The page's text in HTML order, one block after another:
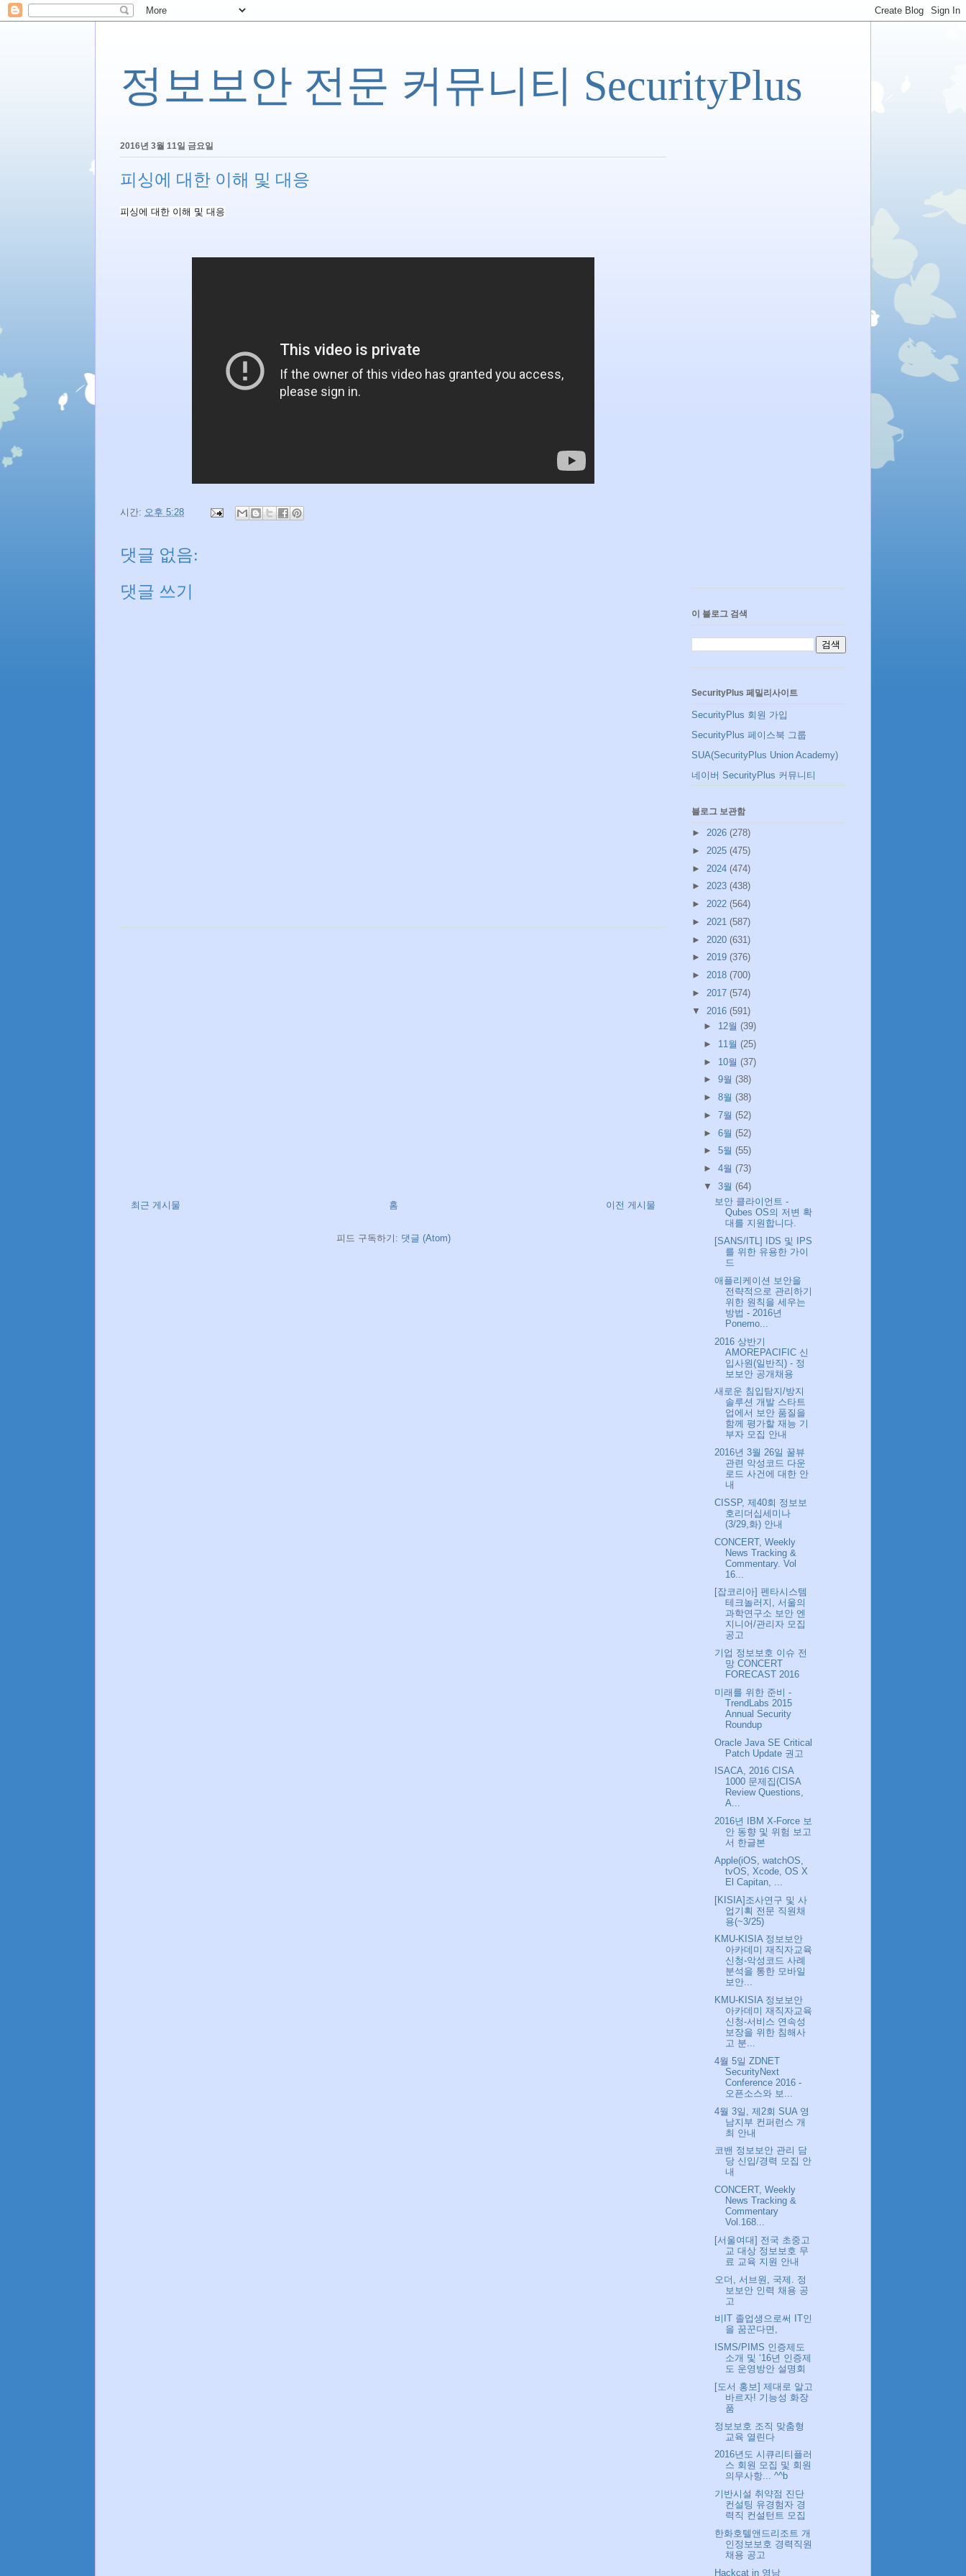
정보보안 전문 커뮤니티 SecurityPlus
2016년 3월 11일 금요일
피싱에 대한 이해 및 대응
피싱에 대한 이해 및 대응
시간: 오후 5:28
댓글 없음:
댓글 쓰기
최근 게시물 이전 게시물
홈
피드 구독하기: 댓글 (Atom)
이 블로그 검색
SecurityPlus 페밀리사이트
SecurityPlus 회원 가입
SecurityPlus 페이스북 그룹
SUA(SecurityPlus Union Academy)
네이버 SecurityPlus 커뮤니티
블로그 보관함
► 2026 (278)
► 2025 (475)
► 2024 (474)
► 2023 (438)
► 2022 (564)
► 2021 (587)
► 2020 (631)
► 2019 (376)
► 2018 (700)
► 2017 (574)
▼ 2016 (591)
► 12월 (39)
► 11월 (25)
► 10월 (37)
► 9월 (38)
► 8월 (38)
► 7월 (52)
► 6월 (52)
► 5월 (55)
► 4월 (73)
▼ 3월 (64)
보안 클라이언트 -
Qubes OS의 저변 확
대를 지원합니다.
[SANS/ITL] IDS 및 IPS
를 위한 유용한 가이
드
애플리케이션 보안을
전략적으로 관리하기
위한 원칙을 세우는
방법 - 2016년
Ponemo...
2016 상반기
AMOREPACIFIC 신
입사원(일반직) - 정
보보안 공개채용
새로운 침입탐지/방지
솔루션 개발 스타트
업에서 보안 품질을
함께 평가할 재능 기
부자 모집 안내
2016년 3월 26일 꿀뷰
관련 악성코드 다운
로드 사건에 대한 안
내
CISSP, 제40회 정보보
호리더십세미나
(3/29,화) 안내
CONCERT, Weekly
News Tracking &
Commentary. Vol
16...
[잡코리아] 펜타시스템
테크놀러지, 서울의
과학연구소 보안 엔
지니어/관리자 모집
공고
기업 정보보호 이슈 전
망 CONCERT
FORECAST 2016
미래를 위한 준비 -
TrendLabs 2015
Annual Security
Roundup
Oracle Java SE Critical
Patch Update 권고
ISACA, 2016 CISA
1000 문제집(CISA
Review Questions,
A...
2016년 IBM X-Force 보
안 동향 및 위험 보고
서 한글본
Apple(iOS, watchOS,
tvOS, Xcode, OS X
El Capitan, ...
[KISIA]조사연구 및 사
업기획 전문 직원채
용(~3/25)
KMU-KISIA 정보보안
아카데미 재직자교육
신청-악성코드 사례
분석을 통한 모바일
보안...
KMU-KISIA 정보보안
아카데미 재직자교육
신청-서비스 연속성
보장을 위한 침해사
고 분...
4월 5일 ZDNET
SecurityNext
Conference 2016 -
오픈소스와 보...
4월 3일, 제2회 SUA 영
남지부 컨퍼런스 개
최 안내
코밴 정보보안 관리 담
당 신입/경력 모집 안
내
CONCERT, Weekly
News Tracking &
Commentary
Vol.168...
[서울여대] 전국 초중고
교 대상 정보보호 무
료 교육 지원 안내
오더, 서브원, 국제. 정
보보안 인력 채용 공
고
비IT 졸업생으로써 IT인
을 꿈꾼다면,
ISMS/PIMS 인증제도
소개 및 ‘16년 인증제
도 운영방안 설명회
[도서 홍보] 제대로 알고
바르자! 기능성 화장
품
정보보호 조직 맞춤형
교육 열린다
2016년도 시큐리티플러
스 회원 모집 및 회원
의무사항... ^^b
기반시설 취약점 진단
컨설팅 유경험자 경
력직 컨설턴트 모집
한화호텔앤드리조트 개
인정보보호 경력직원
채용 공고
Hackcat in 영남